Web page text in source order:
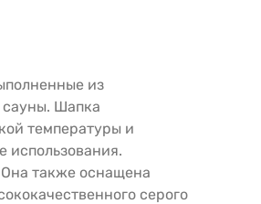
из
сауны. Шапка
температуры и
использования.
также оснащена
серого